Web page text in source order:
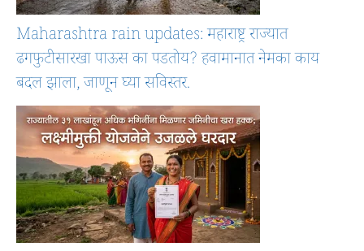
Maharashtra rain updates: महाराष्ट्र राज्यात
ढगफुटीसारखा पाऊस का पडतोय? हवामानात नेमका काय
बदल झाला, जाणून घ्या सविस्तर.